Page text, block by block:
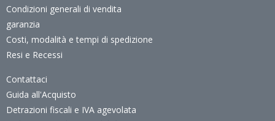
Condizioni generali di vendita
garanzia
Costi, modalità e tempi di spedizione
Resi e Recessi
Contattaci
Guida all'Acquisto
Detrazioni fiscali e IVA agevolata